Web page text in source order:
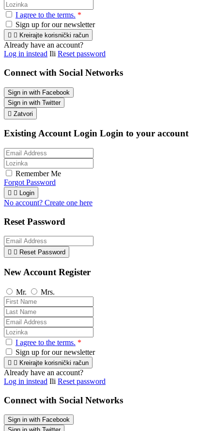
I agree to the terms. *
Sign up for our newsletter
  Kreirajte korisnički račun
Already have an account?
Log in instead Ili Reset password
Connect with Social Networks
Sign in with Facebook
Sign in with Twitter
 Zatvori
Existing Account Login Login to your account
Remember Me
Forgot Password
  Login
No account? Create one here
Reset Password
  Reset Password
New Account Register
Mr. Mrs.
I agree to the terms. *
Sign up for our newsletter
  Kreirajte korisnički račun
Already have an account?
Log in instead Ili Reset password
Connect with Social Networks
Sign in with Facebook